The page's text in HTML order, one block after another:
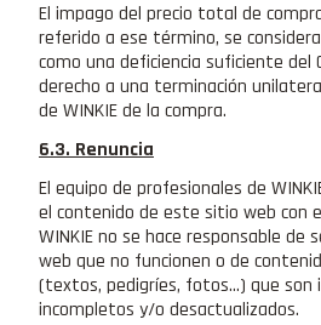
El impago del precio total de
referido a ese término, se
como una deficiencia suficiente del
derecho a una terminación
de WINKIE de la compra.
6.3. Renuncia
El equipo de profesionales de
el contenido de este sitio web con
WINKIE no se hace responsable de
web que no funcionen o de
(textos, pedigríes, fotos…) que son
incompletos y/o desactualizados.